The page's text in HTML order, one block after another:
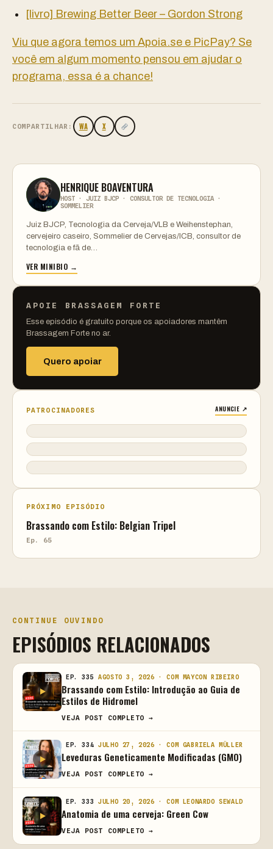
[livro] Brewing Better Beer – Gordon Strong
Viu que agora temos um Apoia.se e PicPay? Se
você em algum momento pensou em ajudar o
programa, essa é a chance!
COMPARTILHAR: WA X
HENRIQUE BOAVENTURA
HOST · JUIZ BJCP · CONSULTOR DE TECNOLOGIA ·
SOMMELIER
Juiz BJCP, Tecnologia da Cerveja/VLB e Weihenstephan,
cervejeiro caseiro, Sommelier de Cervejas/ICB, consultor de
tecnologia e fã de…
VER MINIBIO →
APOIE BRASSAGEM FORTE
Esse episódio é gratuito porque os apoiadores mantêm
Brassagem Forte no ar.
Quero apoiar
PATROCINADORES ANUNCIE ↗
PRÓXIMO EPISÓDIO
Brassando com Estilo: Belgian Tripel
Ep. 65
CONTINUE OUVINDO
EPISÓDIOS RELACIONADOS
EP. 335 AGOSTO 3, 2026 · COM MAYCON RIBEIRO
Brassando com Estilo: Introdução ao Guia de
Estilos de Hidromel
VEJA POST COMPLETO →
EP. 334 JULHO 27, 2026 · COM GABRIELA MÜLLER
Leveduras Geneticamente Modificadas (GMO)
VEJA POST COMPLETO →
EP. 333 JULHO 20, 2026 · COM LEONARDO SEWALD
Anatomia de uma cerveja: Green Cow
VEJA POST COMPLETO →